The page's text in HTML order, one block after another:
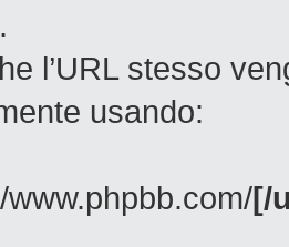
l’URL stesso
usando:
www.phpbb.com/[/